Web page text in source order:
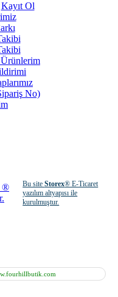
Kayıt Ol
Ürünlerim
No)
Bu siteStorex® E-Ticaret
yazılım altyapısı ile
kurulmuştur.